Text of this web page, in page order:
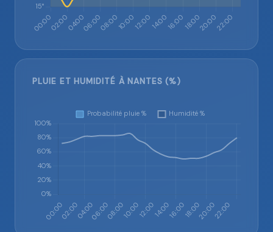
PLUIE ET HUMIDITÉ À NANTES (%)